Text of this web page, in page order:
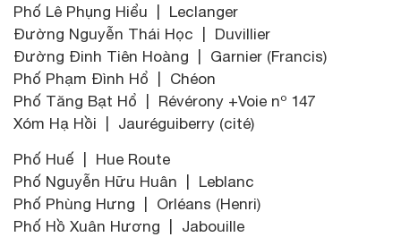
Phố Lê Phụng Hiểu | Leclanger
Đường Nguyễn Thái Học | Duvillier
Đường Đinh Tiên Hoàng | Garnier (Francis)
Phố Phạm Đình Hổ | Chéon
Phố Tăng Bạt Hổ | Révérony +Voie nº 147
Xóm Hạ Hồi | Jauréguiberry (cité)
Phố Huế | Hue Route
Phố Nguyễn Hữu Huân | Leblanc
Phố Phùng Hưng | Orléans (Henri)
Phố Hồ Xuân Hương | Jabouille